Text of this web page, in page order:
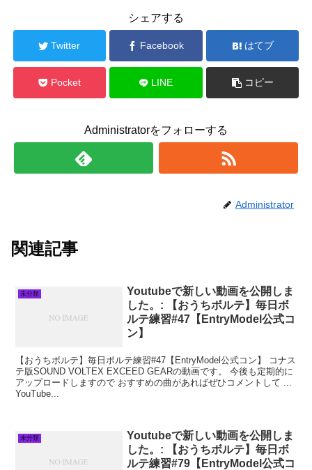
シェアする
Twitter Facebook はてブ
Pocket LINE コピー
Administratorをフォローする
Administrator
関連記事
未分類
Youtubeで新しい動画を公開しま
した。: 【おうちボルテ】毎日ボ
ルテ練習#47【EntryModel公式コ
ン】
【おうちボルテ】毎日ボルテ練習#47【EntryModel公式コン】 コナス
テ版SOUND VOLTEX EXCEED GEARの動画です。 今後も定期的に
アップロードしますので おすすめの曲があればぜひコメントして ...
YouTube...
未分類
Youtubeで新しい動画を公開しま
した。: 【おうちボルテ】毎日ボ
ルテ練習#79【EntryModel公式コ